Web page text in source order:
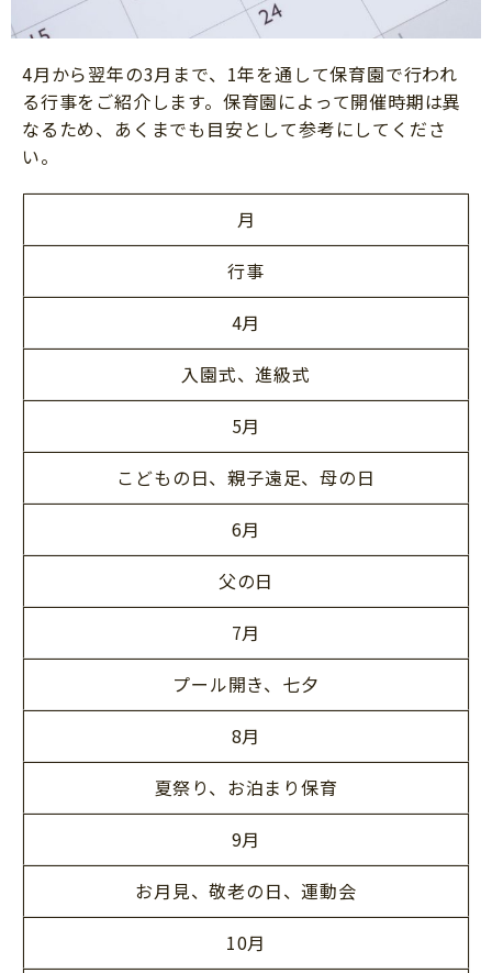
4月から翌年の3月まで、1年を通して保育園で行われ
る行事をご紹介します。保育園によって開催時期は異
なるため、あくまでも目安として参考にしてくださ
い。
月
行事
4月
入園式、進級式
5月
こどもの日、親子遠足、母の日
6月
父の日
7月
プール開き、七夕
8月
夏祭り、お泊まり保育
9月
お月見、敬老の日、運動会
10月